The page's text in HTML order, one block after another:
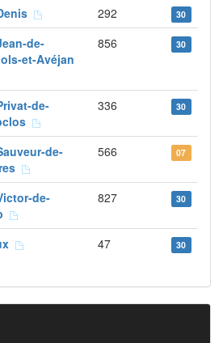
292 30
de-
et-Avéjan
856 30
de-
336 30
de-
566 07
de-
827 30
47 30